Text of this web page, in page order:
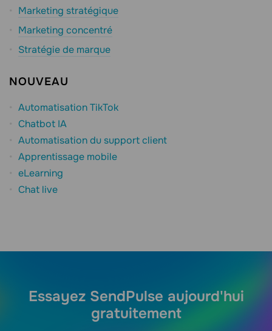
Marketing stratégique
Marketing concentré
Stratégie de marque
NOUVEAU
Automatisation TikTok
Chatbot IA
Automatisation du support client
Apprentissage mobile
eLearning
Chat live
Essayez SendPulse aujourd'hui
gratuitement